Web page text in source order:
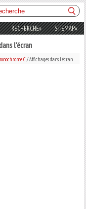
RECHERCHE» SITEMAP»
l'écran
C/ Affichages dans l'écran